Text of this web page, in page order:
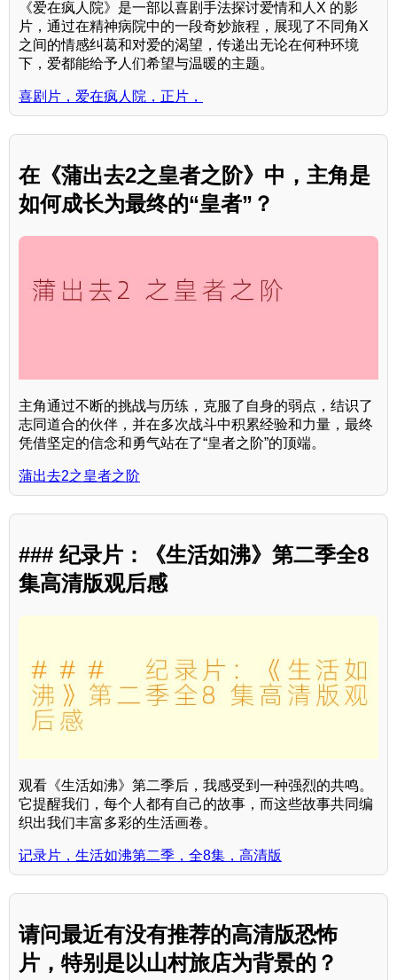
《爱在疯人院》是一部以喜剧手法探讨爱情和人X 的影
片，通过在精神病院中的一段奇妙旅程，展现了不同角X
之间的情感纠葛和对爱的渴望，传递出无论在何种环境
下，爱都能给予人们希望与温暖的主题。
喜剧片，爱在疯人院，正片，
在《蒲出去2之皇者之阶》中，主角是
如何成长为最终的“皇者”？
主角通过不断的挑战与历练，克服了自身的弱点，结识了
志同道合的伙伴，并在多次战斗中积累经验和力量，最终
凭借坚定的信念和勇气站在了“皇者之阶”的顶端。
蒲出去2之皇者之阶
### 纪录片：《生活如沸》第二季全8
集高清版观后感
观看《生活如沸》第二季后，我感受到一种强烈的共鸣。
它提醒我们，每个人都有自己的故事，而这些故事共同编
织出我们丰富多彩的生活画卷。
记录片，生活如沸第二季，全8集，高清版
请问最近有没有推荐的高清版恐怖
片，特别是以山村旅店为背景的？